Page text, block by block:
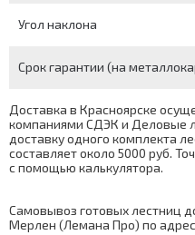
Угол наклона
Срок гарантии (на
Доставка в Красноярске
компаниями СДЭК и Деловые
доставку одного комплекта
составляет около 5000 руб.
с помощью калькулятора.
Самовывоз готовых лестниц
Мерлен (Лемана Про) по